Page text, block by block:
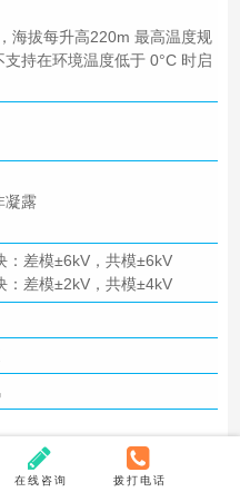
海拔每升高220m 最高温度规
持在环境温度低于 0°C 时启
凝露
差模±6kV，共模±6kV
差模±2kV，共模±4kV
在线咨询 拨打电话